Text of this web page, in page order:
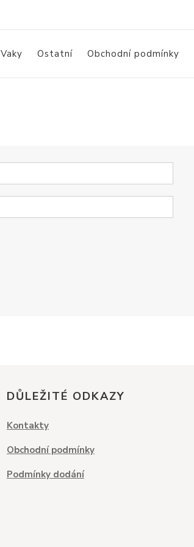
Vaky Ostatní Obchodní podmínky
DŮLEŽITÉ ODKAZY
Kontakty
Obchodní podmínky
Podmínky dodání